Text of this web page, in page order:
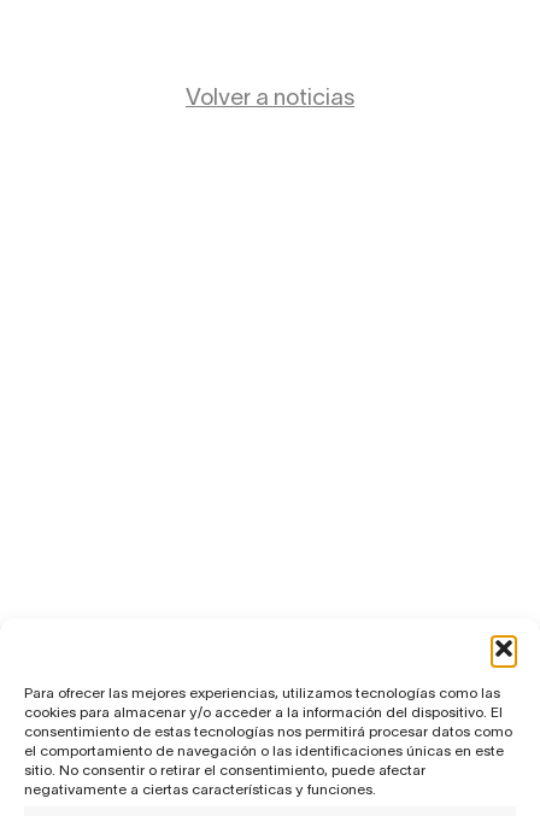
Para ofrecer las mejores experiencias, utilizamos tecnologías como las
cookies para almacenar y/o acceder a la información del dispositivo. El
consentimiento de estas tecnologías nos permitirá procesar datos como
el comportamiento de navegación o las identificaciones únicas en este
sitio. No consentir o retirar el consentimiento, puede afectar
negativamente a ciertas características y funciones.
Volver a noticias